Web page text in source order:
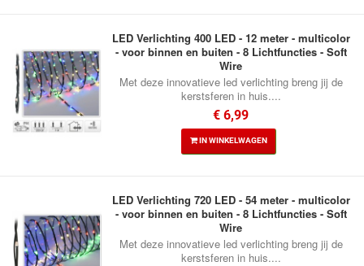
LED Verlichting 400 LED - 12 meter - multicolor
- voor binnen en buiten - 8 Lichtfuncties - Soft
Wire
Met deze innovatieve led verlichting breng jij de
kerstsferen in huis....
€ 6,99
IN WINKELWAGEN
LED Verlichting 720 LED - 54 meter - multicolor
- voor binnen en buiten - 8 Lichtfuncties - Soft
Wire
Met deze innovatieve led verlichting breng jij de
kerstsferen in huis....